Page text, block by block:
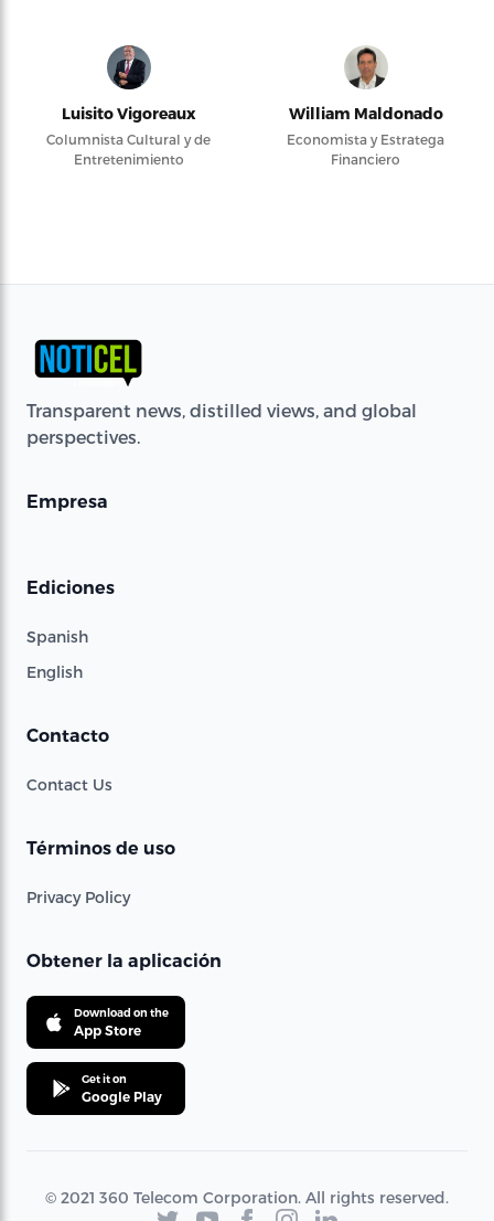
Luisito Vigoreaux
Columnista Cultural y de
Entretenimiento
William Maldonado
Economista y Estratega
Financiero
Transparent news, distilled views, and global
perspectives.
Empresa
Ediciones
Spanish
English
Contacto
Contact Us
Términos de uso
Privacy Policy
Obtener la aplicación
Download on the
App Store
Get it on
Google Play
© 2021 360 Telecom Corporation. All rights reserved.